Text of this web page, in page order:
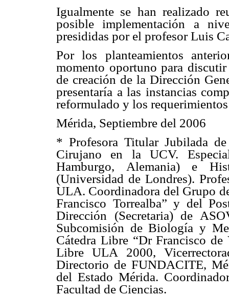
Igualmente se han realizado
posible implementación a
presididas por el profesor Luis
Por los planteamientos
momento oportuno para
de creación de la Dirección
presentaría a las instancias
reformulado y los
Mérida, Septiembre del 2006
* Profesora Titular Jubilada
Cirujano en la UCV.
Hamburgo, Alemania) e
(Universidad de Londres).
ULA. Coordinadora del Grupo
Francisco Torrealba” y del
Dirección (Secretaria) de
Subcomisión de Biología y
Cátedra Libre “Dr Francisco
Libre ULA 2000,
Directorio de FUNDACITE,
del Estado Mérida.
Facultad de Ciencias.